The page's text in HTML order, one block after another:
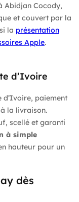
Abidjan Cocody,
et couvert par la
la présentation
Apple.
d’Ivoire
d’Ivoire, paiement
la livraison.
scellé et garanti
à simple
hauteur pour un
dès